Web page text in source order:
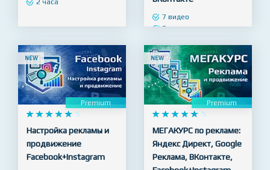
сайтов
продвижение
7 видео
3 часа
NEW
    
     5
Настройка рекламы и
NEW
Premium
    
     5
МЕГАКУРС по рекламе: